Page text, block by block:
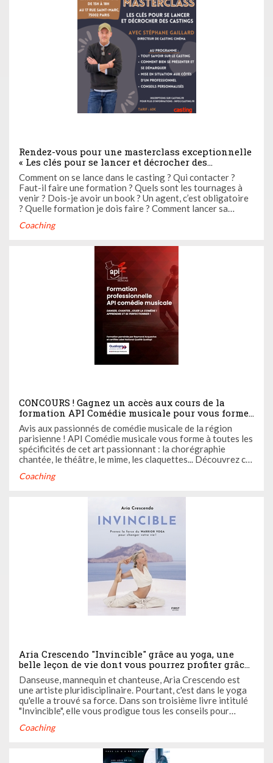
Rendez-vous pour une masterclass exceptionnelle
« Les clés pour se lancer et décrocher des
castings » avec le directeur de casting cinéma
Stéphane Gaillard et Soledad Franco
Comment on se lance dans le casting ? Qui contacter ?
Faut-il faire une formation ? Quels sont les tournages à
venir ? Dois-je avoir un book ? Un agent, c’est obligatoire
? Quelle formation je dois faire ? Comment lancer sa
Casting.fr, le directeur de casting cinéma Stéphane
Coaching
CONCOURS ! Gagnez un accès aux cours de la
formation API Comédie musicale pour vous former
à la comédie musicale !
Avis aux passionnés de comédie musicale de la région
parisienne ! API Comédie musicale vous forme à toutes les
spécificités de cet art passionnant : la chorégraphie
chantée, le théâtre, le mime, les claquettes... Découvrez ci-
découvrir cette formation.
Coaching
Aria Crescendo "Invincible" grâce au yoga, une
belle leçon de vie dont vous pourrez profiter grâce
à notre jeu-concours exceptionnel
Danseuse, mannequin et chanteuse, Aria Crescendo est
une artiste pluridisciplinaire. Pourtant, c'est dans le yoga
qu'elle a trouvé sa force. Dans son troisième livre intitulé
"Invincible", elle vous prodigue tous les conseils pour
Coaching